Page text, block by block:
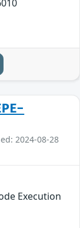
2024-08-28
Execution